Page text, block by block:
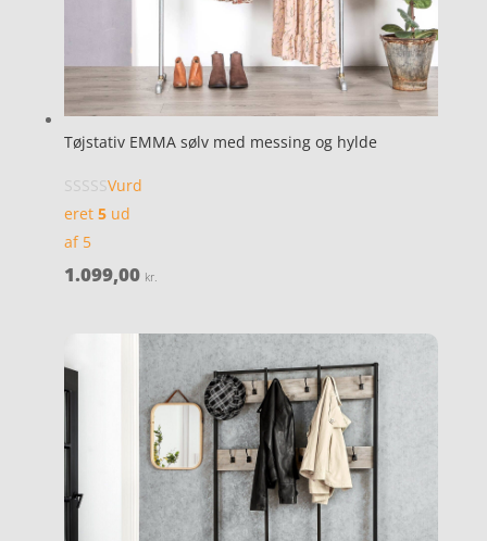
Tøjstativ EMMA sølv med messing og hylde
Vurd
eret 5ud
af 5
1.099,00 kr.